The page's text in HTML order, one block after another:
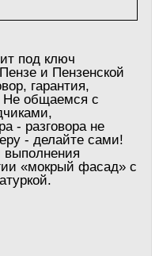
под ключ
и Пензенской
гарантия,
Не общаемся с
- разговора не
- делайте сами!
«мокрый фасад» с